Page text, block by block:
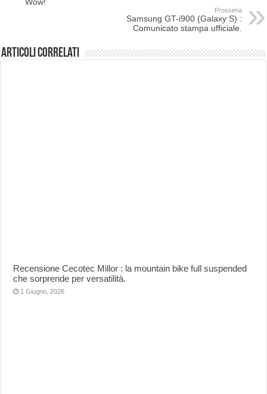
Prossima
Samsung GT-i900 (Galaxy S) :
Comunicato stampa ufficiale.
Articoli correlati
Recensione Cecotec Millor : la mountain bike full suspended
che sorprende per versatilità.
1 Giugno, 2026